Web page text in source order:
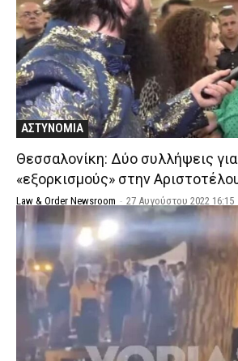
ΑΣΤΥΝΟΜΙΑ
Θεσσαλονίκη: Δύο συλλήψεις
«εξορκισμούς» στην
Law & Order Newsroom - 27 Αυγούστου 2022 16:15